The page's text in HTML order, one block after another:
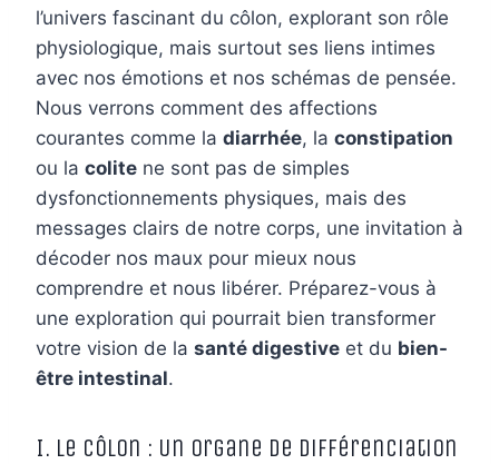
l’univers fascinant du côlon, explorant son rôle
physiologique, mais surtout ses liens intimes
avec nos émotions et nos schémas de pensée.
Nous verrons comment des affections
courantes comme la diarrhée, la constipation
ou la colite ne sont pas de simples
dysfonctionnements physiques, mais des
messages clairs de notre corps, une invitation à
décoder nos maux pour mieux nous
comprendre et nous libérer. Préparez-vous à
une exploration qui pourrait bien transformer
votre vision de la santé digestive et du bien-
être intestinal.
I. Le Côlon : Un Organe de Différenciation